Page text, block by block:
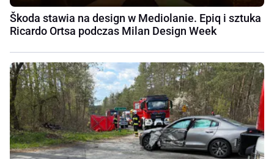
Škoda stawia na design w Mediolanie. Epiq i sztuka
Ricardo Ortsa podczas Milan Design Week